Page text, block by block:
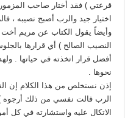
اختيار جيد والرب أصبح نصيبه ،
النصيب الصالح ) أي قرارها
أفضل قرار اتخذته في حياتها .
نحوها .
إذن نستخلص من هذا الكلام إن
الاتكال عليه واستشارته في كل